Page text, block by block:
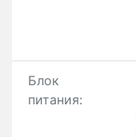
Блок
питания: